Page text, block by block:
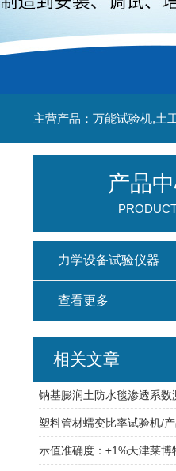
主营产品：万能试验机,土
产品
力学设备试验仪器
查看更多
相关文章